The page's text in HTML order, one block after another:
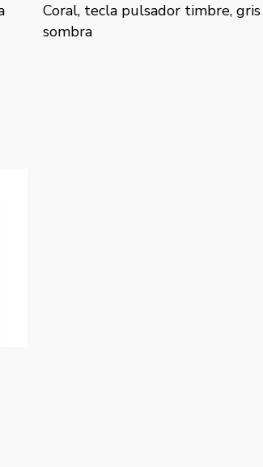
Coral, tecla pulsador timbre, plata
luna